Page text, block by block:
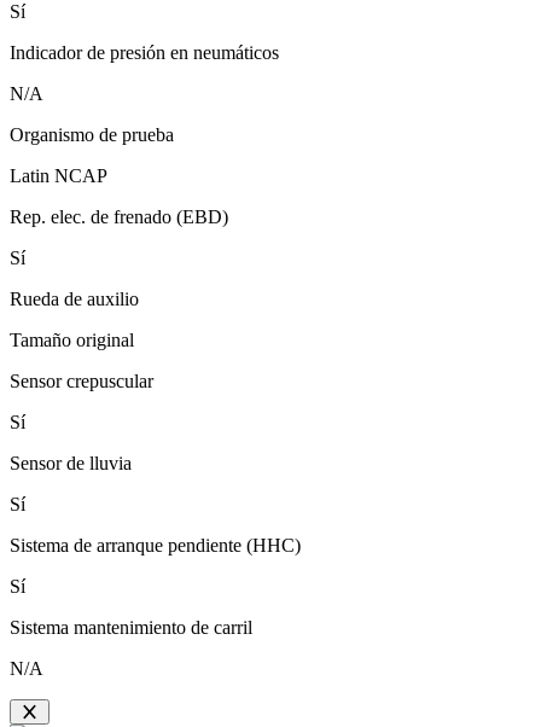
Sí
Indicador de presión en neumáticos
N/A
Organismo de prueba
Latin NCAP
Rep. elec. de frenado (EBD)
Sí
Rueda de auxilio
Tamaño original
Sensor crepuscular
Sí
Sensor de lluvia
Sí
Sistema de arranque pendiente (HHC)
Sí
Sistema mantenimiento de carril
N/A